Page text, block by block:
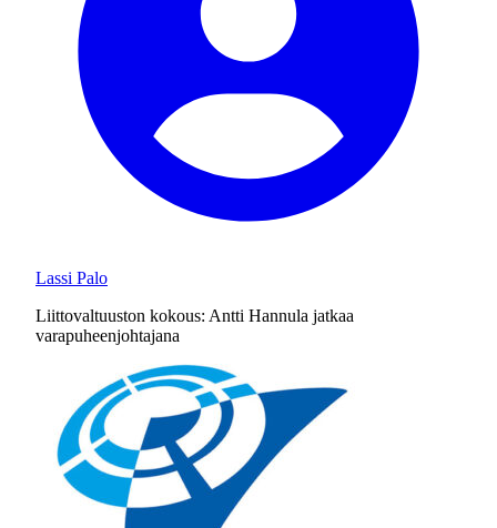
Lassi Palo
Liittovaltuuston kokous: Antti Hannula jatkaa
varapuheenjohtajana